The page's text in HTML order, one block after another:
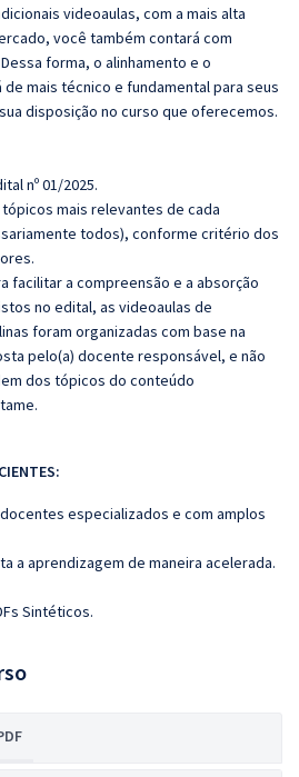
videoaulas, com a mais alta
você também contará com
forma, o alinhamento e o
mais técnico e fundamental para seus
disposição no curso que oferecemos.
nº 01/2025.
mais relevantes de cada
todos), conforme critério dos
facilitar a compreensão e a absorção
no edital, as videoaulas de
foram organizadas com base na
pelo(a) docente responsável, e não
dos tópicos do conteúdo
especializados e com amplos
a aprendizagem de maneira acelerada.
Sintéticos.